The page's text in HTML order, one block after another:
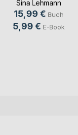
Sina Lehmann
15,99 € Buch
5,99 € E-Book